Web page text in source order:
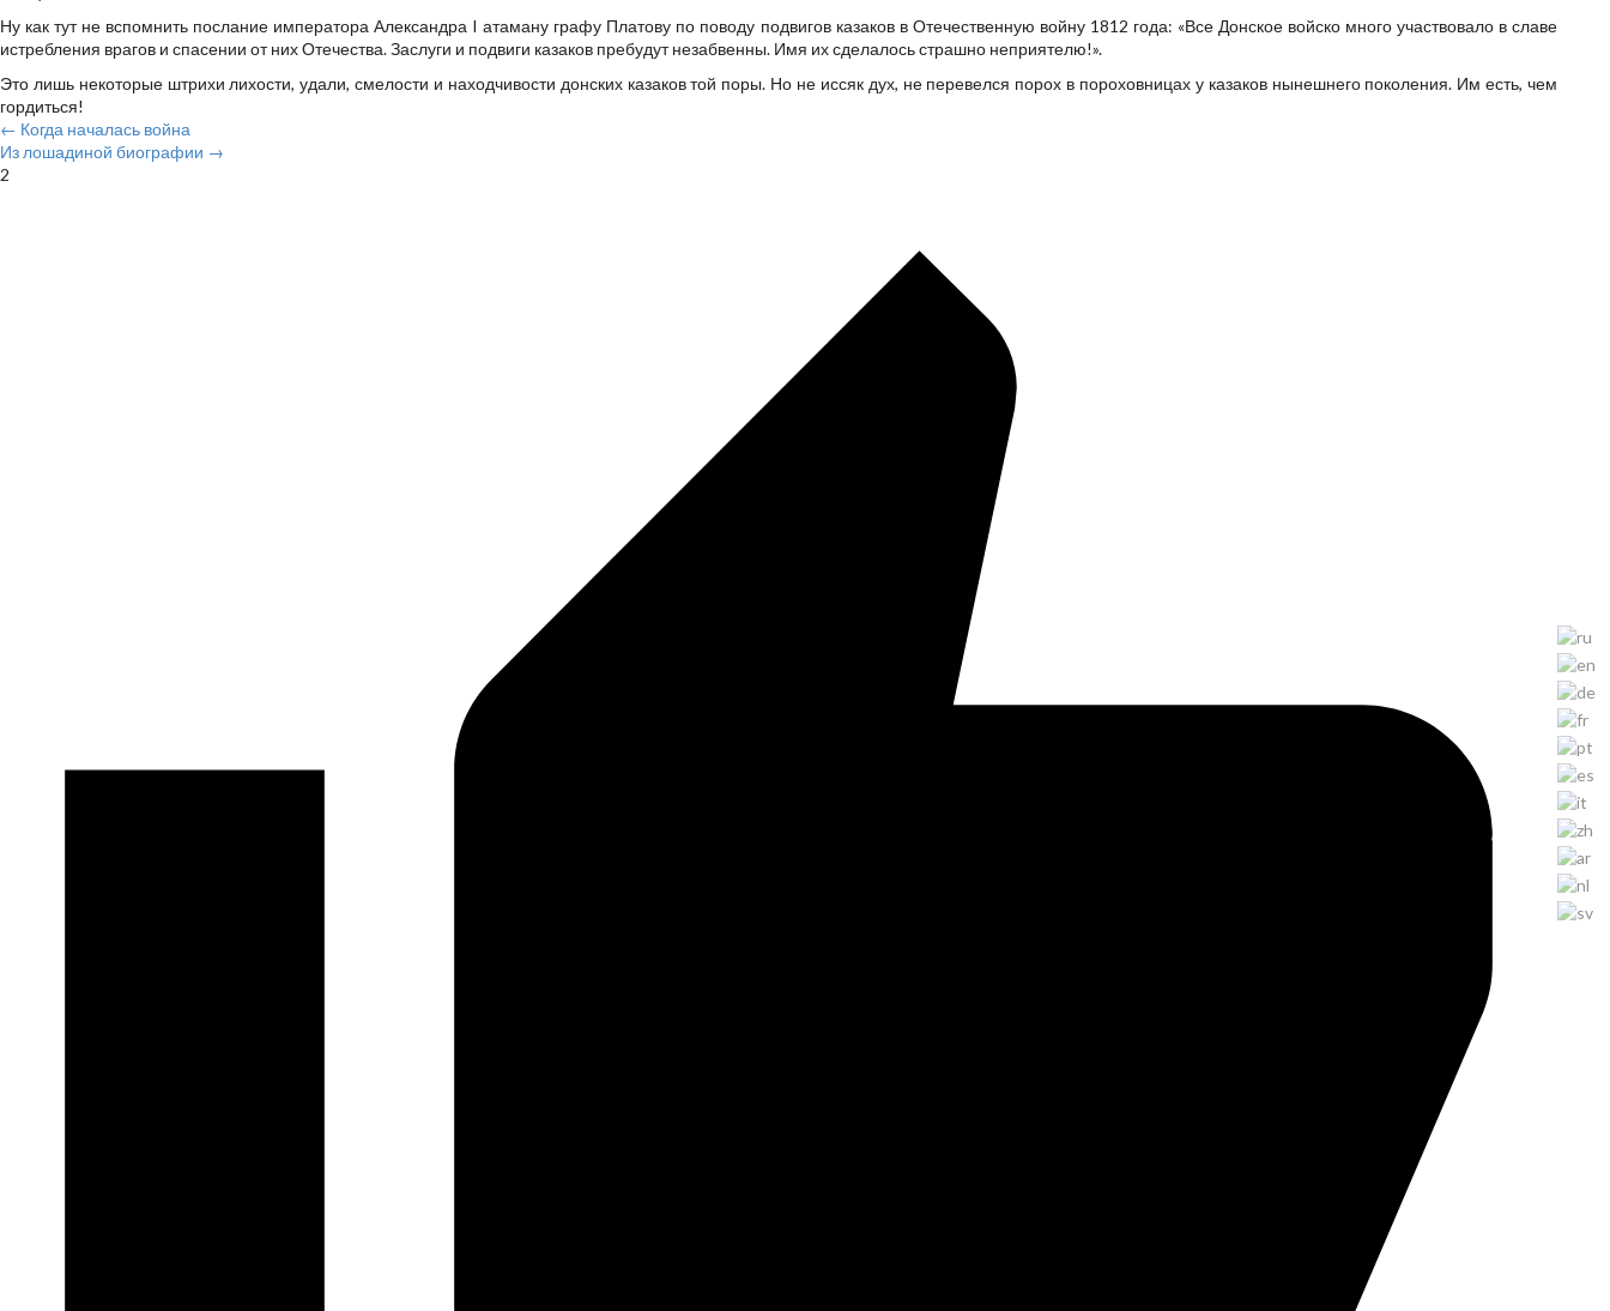
Ну как тут не вспомнить послание императора Александра I атаману графу Платову по поводу подвигов казаков в Отечественную войну 1812 года: «Все Донское войско много участвовало в славе
истребления врагов и спасении от них Отечества. Заслуги и подвиги казаков пребудут незабвенны. Имя их сделалось страшно неприятелю!».
Это лишь некоторые штрихи лихости, удали, смелости и находчивости донских казаков той поры. Но не иссяк дух, не перевелся порох в пороховницах у казаков нынешнего поколения. Им есть, чем
гордиться!
← Когда началась война
Из лошадиной биографии →
2